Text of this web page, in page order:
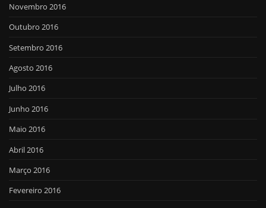
Novembro 2016
Outubro 2016
Setembro 2016
Agosto 2016
Julho 2016
Junho 2016
Maio 2016
Abril 2016
Março 2016
Fevereiro 2016